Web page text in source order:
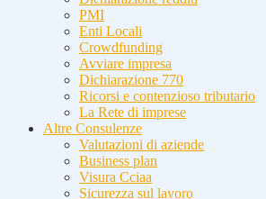
PMI
Enti Locali
Crowdfunding
Avviare impresa
Dichiarazione 770
Ricorsi e contenzioso tributario
La Rete di imprese
Altre Consulenze
Valutazioni di aziende
Business plan
Visura Cciaa
Sicurezza sul lavoro